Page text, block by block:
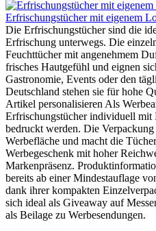
Erfrischungstücher mit eigenem
Die Erfrischungstücher sind die
Erfrischung unterwegs. Die
Feuchttücher mit angenehmem
frisches Hautgefühl und eignen
Gastronomie, Events oder den
Deutschland stehen sie für hohe
Artikel personalisieren Als
Erfrischungstücher individuell
bedruckt werden. Die
Werbefläche und macht die
Werbegeschenk mit hoher
Markenpräsenz.
bereits ab einer Mindestauflage
dank ihrer kompakten
sich ideal als Giveaway auf
als Beilage zu Werbesendungen.